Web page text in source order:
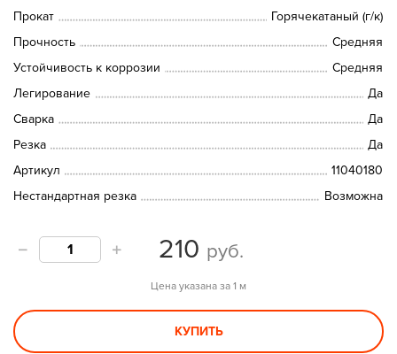
Прокат
Горячекатаный (г/к)
Прочность
Средняя
Устойчивость к коррозии
Средняя
Легирование
Да
Сварка
Да
Резка
Да
Артикул
11040180
Нестандартная резка
Возможна
210 руб.
Цена указана за 1 м
КУПИТЬ